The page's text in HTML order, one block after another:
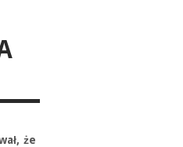
że